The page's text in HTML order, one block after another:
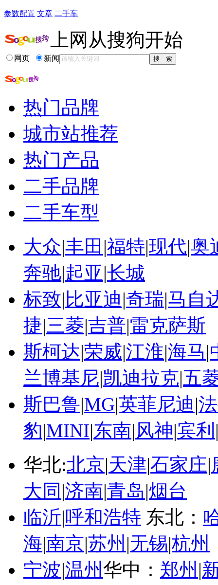
参数配置 文章 二手车
上网从搜狗开始
网页 新闻
热门品牌
城市站推荐
热门产品
二手品牌
二手车型
大众|丰田 |福特|现代|奥
奔驰|起亚|长城
标致| 比亚迪|奇瑞|马自
捷|三菱|吉普|雷克萨斯
斯柯达|荣威|江淮|海马|
兰博基尼|凯迪拉克|五
斯巴鲁|MG|英菲尼迪|
豹|MINI|东南|风神|宾利
华北:北京|天津|石家庄|
大同 |济南|青岛|烟台
临沂|呼和浩特 东北：
海|南京|苏州 |无锡|杭州
宁波|温州华中： 郑州 |